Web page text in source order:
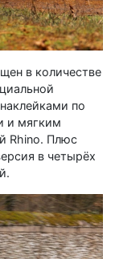
в количестве
по
и мягким
Rhino. Плюс
в четырёх